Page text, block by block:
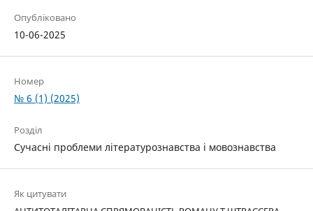
Опубліковано
10-06-2025
Номер
№ 6 (1) (2025)
Розділ
Сучасні проблеми літературознавства і мовознавства
Як цитувати